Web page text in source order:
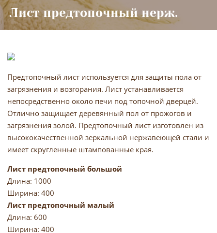
Лист предтопочный нерж.
Предтопочный лист используется для защиты пола от
загрязнения и возгорания. Лист устанавливается
непосредственно около печи под топочной дверцей.
Отлично защищает деревянный пол от прожогов и
загрязнения золой. Предтопочный лист изготовлен из
высококачественной зеркальной нержавеющей стали и
имеет скругленные штампованные края.
Лист предтопочный большой
Длина: 1000
Ширина: 400
Лист предтопочный малый
Длина: 600
Ширина: 400